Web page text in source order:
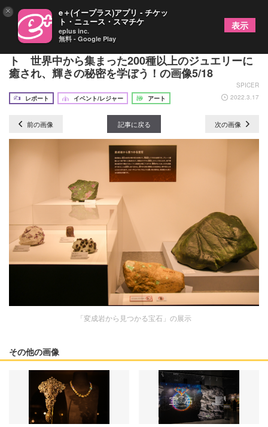
特別展『宝石 地球がうみだすキセキ』鑑賞レポー
ト 世界中から集まった200種以上のジュエリーに
癒され、輝きの秘密を学ぼう！の画像5/18
SPICER
レポート
イベント/レジャー アート 2022.3.17
前の画像 記事に戻る 次の画像
「変成岩から見つかる宝石」の展示
その他の画像
× e＋(イープラス)アプリ - チケッ
ト・ニュース・スマチケ
eplus inc.
無料 - Google Play
表示